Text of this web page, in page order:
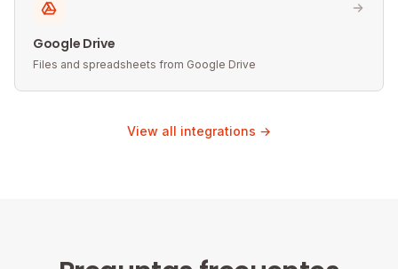
Google Drive
Files and spreadsheets from Google Drive
View all integrations →